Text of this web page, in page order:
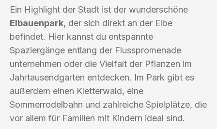
Ein Highlight der Stadt ist der wunderschöne
Elbauenpark, der sich direkt an der Elbe
befindet. Hier kannst du entspannte
Spaziergänge entlang der Flusspromenade
unternehmen oder die Vielfalt der Pflanzen im
Jahrtausendgarten entdecken. Im Park gibt es
außerdem einen Kletterwald, eine
Sommerrodelbahn und zahlreiche Spielplätze, die
vor allem für Familien mit Kindern ideal sind.